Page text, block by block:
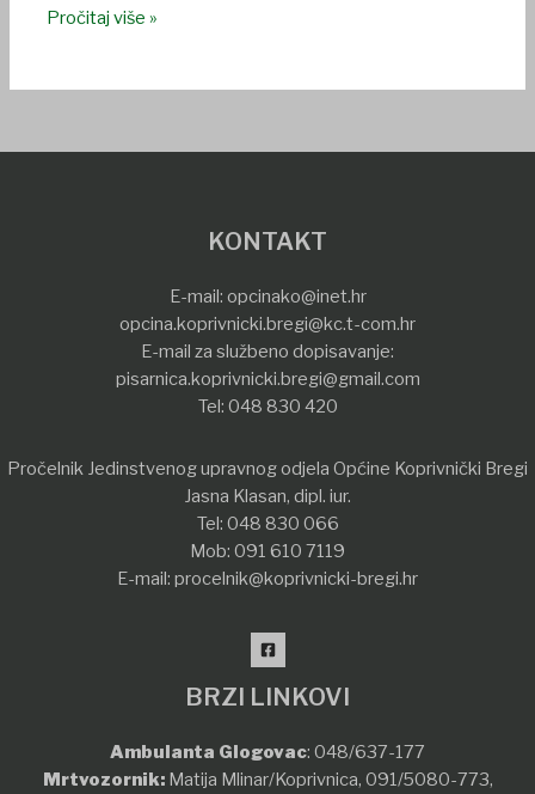
Pročitaj više »
KONTAKT
E-mail: opcinako@inet.hr
opcina.koprivnicki.bregi@kc.t-com.hr
E-mail za službeno dopisavanje:
pisarnica.koprivnicki.bregi@gmail.com
Tel: 048 830 420
Pročelnik Jedinstvenog upravnog odjela Općine Koprivnički Bregi
Jasna Klasan, dipl. iur.
Tel: 048 830 066
Mob: 091 610 7119
E-mail: procelnik@koprivnicki-bregi.hr
BRZI LINKOVI
Ambulanta Glogovac: 048/637-177
Mrtvozornik:Matija Mlinar/Koprivnica, 091/5080-773,